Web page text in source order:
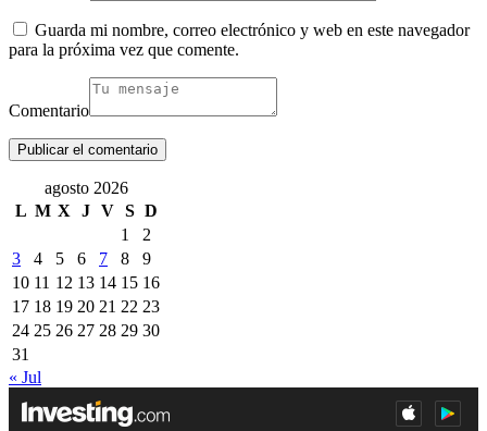
Guarda mi nombre, correo electrónico y web en este navegador
para la próxima vez que comente.
Comentario
agosto 2026
L M X J V S D
1
2
3
4 5 6 7 8
9
10 11 12 13 14 15 16
17 18 19 20 21 22 23
24 25 26 27 28 29 30
31
« Jul